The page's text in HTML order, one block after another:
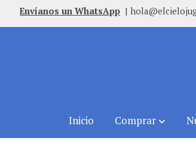
Envíanos un WhatsApp |
Inicio Comprar
Comprar Atleta